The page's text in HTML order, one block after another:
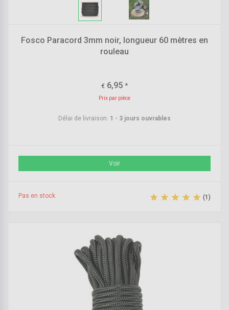
Fosco Paracord 3mm noir, longueur 60 mètres en
rouleau
€ 6,95 *
Prix par pièce
Délai de livraison: 1 - 3 jours ouvrables
Voir
Pas en stock      (1)